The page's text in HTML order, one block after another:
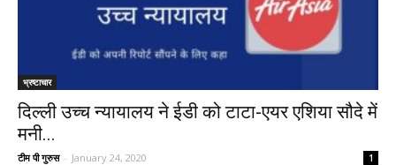
भ्रष्टाचार
दिल्ली उच्च न्यायालय ने ईडी को टाटा-एयर एशिया सौदे में
मनी...
टीम पी गुरुस - January 24, 2020 1